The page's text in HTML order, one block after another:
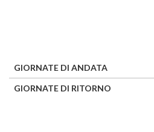
GIORNATE DI ANDATA
GIORNATE DI RITORNO